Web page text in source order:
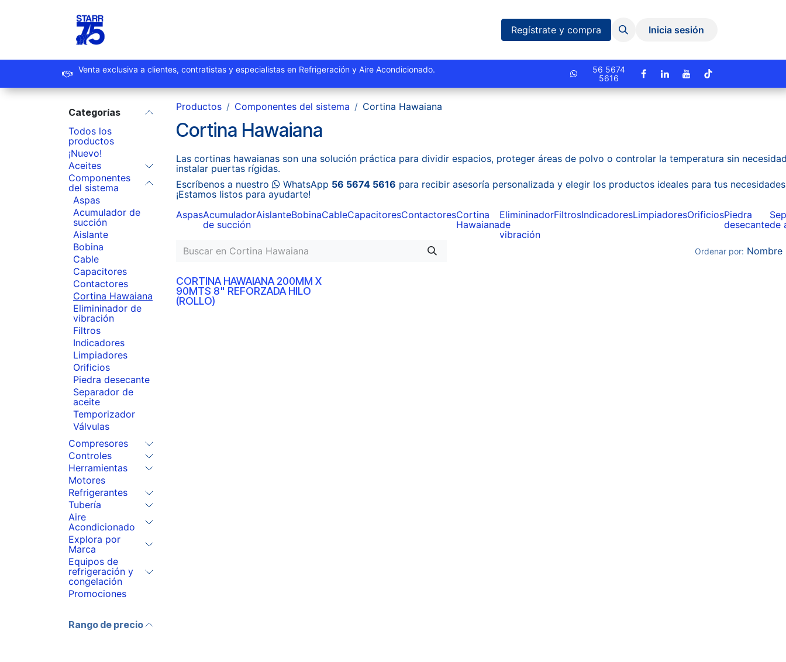
Sucursales Eventos y Capacitaciones Quiniela
Regístrate y compra Inicia sesión
Venta exclusiva a clientes, contratistas y especialistas en Refrigeración y Aire Acondicionado.
56 5674
5616
Categorías
Todos los
productos
¡Nuevo!
Aceites
Componentes
del sistema
Aspas
Acumulador de
succión
Aislante
Bobina
Cable
Capacitores
Contactores
Cortina Hawaiana
Elimininador de
vibración
Filtros
Indicadores
Limpiadores
Orificios
Piedra desecante
Separador de
aceite
Temporizador
Válvulas
Compresores
Controles
Herramientas
Motores
Refrigerantes
Tubería
Aire
Acondicionado
Explora por
Marca
Equipos de
refrigeración y
congelación
Promociones
Rango de precio
Productos Componentes del sistema Cortina Hawaiana
Cortina Hawaiana
Las cortinas hawaianas son una solución práctica para dividir espacios, proteger áreas de polvo o controlar la temperatura sin
instalar puertas rígidas.
Escríbenos a nuestro
WhatsApp 56 5674 5616 para recibir asesoría personalizada y elegir los productos ideales para tus
¡Estamos listos para ayudarte!
AspasAcumulador
de succión
AislanteBobinaCableCapacitoresContactoresCortina
Hawaiana
Elimininador
de
vibración
FiltrosIndicadoresLimpiadoresOrificiosPiedra
desecantede
Ordenar por: Nombre
CORTINA HAWAIANA 200MM X
90MTS 8" REFORZADA HILO
(ROLLO)